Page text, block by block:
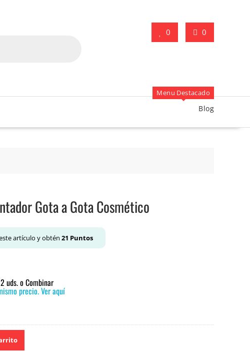
0 0
Menu Destacado
Blog
Gota a Gota Cosmético
artículo y obtén 21 Puntos
uds. o Combinar
precio. Ver aquí